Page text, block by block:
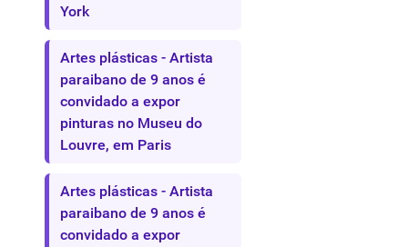
York
Artes plásticas - Artista
paraibano de 9 anos é
convidado a expor
pinturas no Museu do
Louvre, em Paris
Artes plásticas - Artista
paraibano de 9 anos é
convidado a expor